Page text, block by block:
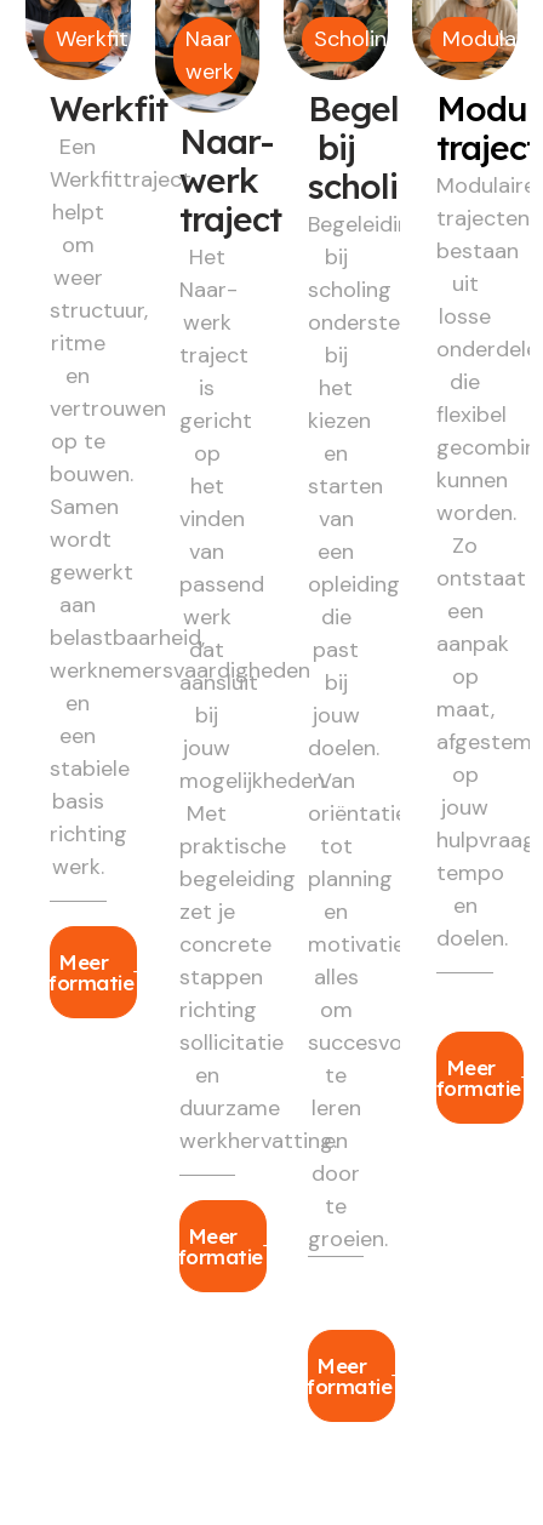
Werkfit
Werkfit
Een
Werkfittraject
helpt
om
weer
structuur,
ritme
en
vertrouwen
op te
bouwen.
Samen
wordt
gewerkt
aan
belastbaarheid,
werknemersvaardigheden
en
een
stabiele
basis
richting
werk.
Meer
informatie
Naar
werk
Naar-
werk
traject
Het
Naar-
werk
traject
is
gericht
op
het
vinden
van
passend
werk
dat
aansluit
bij
jouw
mogelijkheden.
Met
praktische
begeleiding
zet je
concrete
stappen
richting
sollicitatie
en
duurzame
werkhervatting.
Meer
informatie
Scholing
Begeleiding
bij
scholing
Begeleiding
bij
scholing
ondersteunt
bij
het
kiezen
en
starten
van
een
opleiding
die
past
bij
jouw
doelen.
Van
oriëntatie
tot
planning
en
motivatie:
alles
om
succesvol
te
leren
en
door
te
groeien.
Meer
informatie
Modulair
Modulaire
trajecten
bestaan
uit
losse
die
flexibel
kunnen
worden.
Zo
ontstaat
een
aanpak
op
maat,
op
jouw
hulpvraag,
tempo
en
doelen.
Meer
informatie